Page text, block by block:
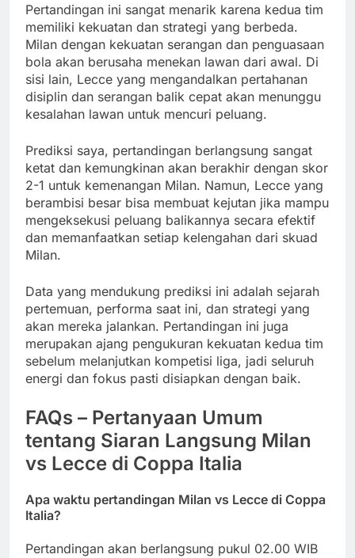
Pertandingan ini sangat menarik karena kedua tim
memiliki kekuatan dan strategi yang berbeda.
Milan dengan kekuatan serangan dan penguasaan
bola akan berusaha menekan lawan dari awal. Di
sisi lain, Lecce yang mengandalkan pertahanan
disiplin dan serangan balik cepat akan menunggu
kesalahan lawan untuk mencuri peluang.
Prediksi saya, pertandingan berlangsung sangat
ketat dan kemungkinan akan berakhir dengan skor
2-1 untuk kemenangan Milan. Namun, Lecce yang
berambisi besar bisa membuat kejutan jika mampu
mengeksekusi peluang balikannya secara efektif
dan memanfaatkan setiap kelengahan dari skuad
Milan.
Data yang mendukung prediksi ini adalah sejarah
pertemuan, performa saat ini, dan strategi yang
akan mereka jalankan. Pertandingan ini juga
merupakan ajang pengukuran kekuatan kedua tim
sebelum melanjutkan kompetisi liga, jadi seluruh
energi dan fokus pasti disiapkan dengan baik.
FAQs – Pertanyaan Umum
tentang Siaran Langsung Milan
vs Lecce di Coppa Italia
Apa waktu pertandingan Milan vs Lecce di Coppa
Italia?
Pertandingan akan berlangsung pukul 02.00 WIB